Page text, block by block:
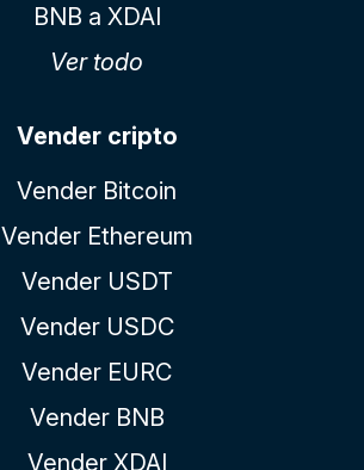
BNB a XDAI
Ver todo
Vender cripto
Vender Bitcoin
Vender Ethereum
Vender USDT
Vender USDC
Vender EURC
Vender BNB
Vender XDAI